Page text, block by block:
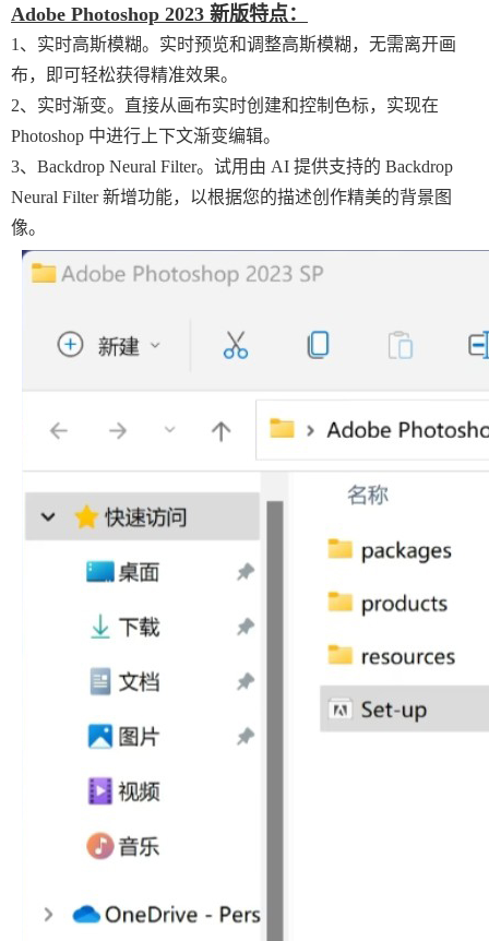
Adobe Photoshop 2023 新版特点：
1、实时高斯模糊。实时预览和调整高斯模糊，无需离开画
布，即可轻松获得精准效果。
2、实时渐变。直接从画布实时创建和控制色标，实现在
Photoshop 中进行上下文渐变编辑。
3、Backdrop Neural Filter。试用由 AI 提供支持的 Backdrop
Neural Filter 新增功能，以根据您的描述创作精美的背景图
像。